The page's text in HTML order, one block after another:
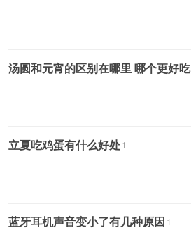
汤圆和元宵的区别在哪里 哪个更好吃
立夏吃鸡蛋有什么好处1
蓝牙耳机声音变小了有几种原因 1